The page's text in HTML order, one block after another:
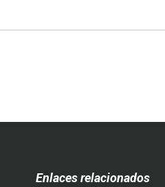
Enlaces relacionados